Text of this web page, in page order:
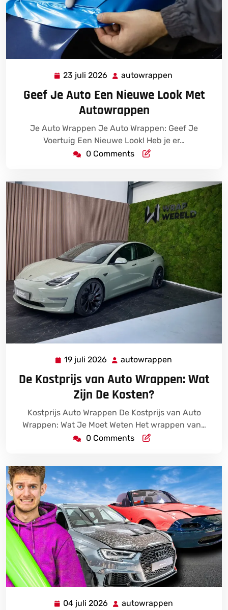
23 juli 2026 23
2026
autowrappen
Geef Je Auto Een Nieuwe Look Met
Autowrappen
Je Auto Wrappen Je Auto Wrappen: Geef Je
Voertuig Een Nieuwe Look! Heb je er…
0 Comments
19 juli 2026 19
2026
autowrappen
De Kostprijs van Auto Wrappen: Wat
Zijn De Kosten?
Kostprijs Auto Wrappen De Kostprijs van Auto
Wrappen: Wat Je Moet Weten Het wrappen van…
0 Comments
04 juli 2026 04 autowrappen